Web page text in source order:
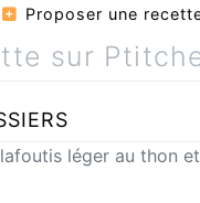
Proposer une
léger au thon